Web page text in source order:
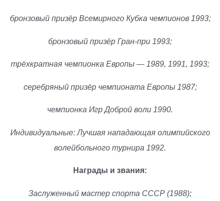
бронзовый призёр Всемирного Кубка чемпионов 1993;
бронзовый призёр Гран-при 1993;
трёхкратная чемпионка Европы — 1989, 1991, 1993;
серебряный призёр чемпионата Европы 1987;
чемпионка Игр Доброй воли 1990.
Индивидуальные: Лучшая нападающая олимпийского
волейбольного турнира 1992.
Награды и звания:
Заслуженный мастер спорта СССР (1988);